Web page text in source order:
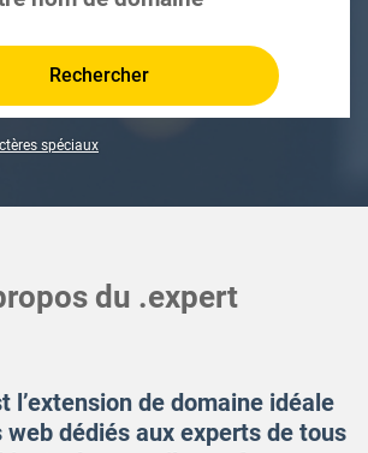
Rechercher
spéciaux
du .expert
l’extension de domaine idéale
web dédiés aux experts de tous